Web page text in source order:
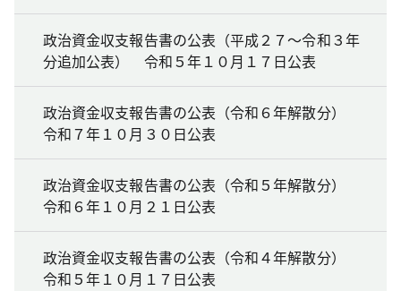
政治資金収支報告書の公表（平成２７～令和３年
分追加公表） 令和５年１０月１７日公表
政治資金収支報告書の公表（令和６年解散分）
令和７年１０月３０日公表
政治資金収支報告書の公表（令和５年解散分）
令和６年１０月２１日公表
政治資金収支報告書の公表（令和４年解散分）
令和５年１０月１７日公表